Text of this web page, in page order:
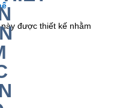
được thiết kế nhằm